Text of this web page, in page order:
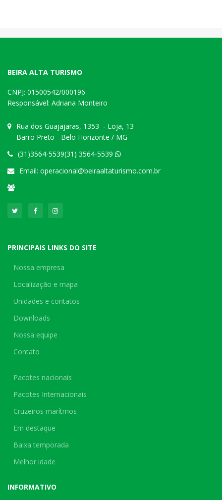
BEIRA ALTA TURISMO
CNPJ: 01500542/000196
Responsável: Adriana Monteiro
Rua dos Guajajaras, 1353 - Loja, 13
Barro Preto - Belo Horizonte / MG
(31)3564-5539(31) 3564-5539
Email: operacional@beiraaltaturismo.com.br
PRINCIPAIS LINKS DO SITE
Nossa empresa
Localização e mapa
Unidades e contatos
Downloads
Nossa equipe
Contato
Pacotes nacionais
Pacotes Internacionais
Cruzeiros marítmos
Em destaque
Baixa temporada
Melhor idade
INFORMATIVO